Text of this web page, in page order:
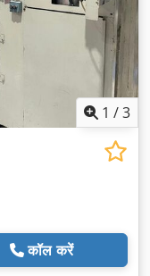
1 /3
कॉल करें